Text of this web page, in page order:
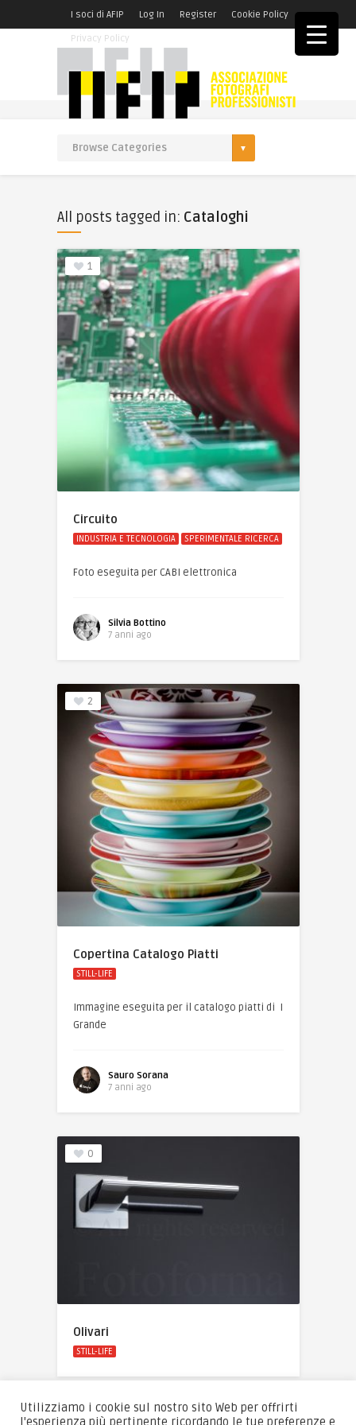
I soci di AFIP Log In Register
Cookie Policy
Privacy Policy
All posts tagged in: Cataloghi
1
Circuito
INDUSTRIA E TECNOLOGIA SPERIMENTALE RICERCA
Foto eseguita per CABI elettronica
Silvia Bottino
7 anni ago
2
Copertina Catalogo Piatti
STILL-LIFE
Immagine eseguita per il catalogo piatti di I
Grande
Sauro Sorana
7 anni ago
0
Olivari
STILL-LIFE
Utilizziamo i cookie sul nostro sito Web per offrirti
l'esperienza più pertinente ricordando le tue preferenze e